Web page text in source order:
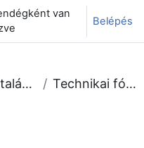
van
Belépés
Általános Technikai fórum